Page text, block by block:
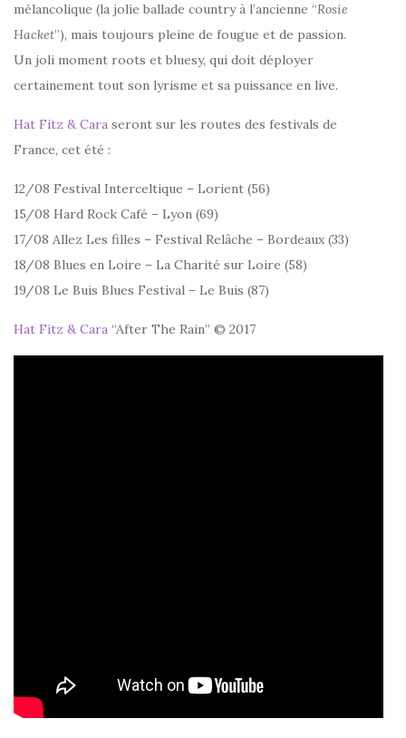
mélancolique (la jolie ballade country à l’ancienne “Rosie
Hacket”), mais toujours pleine de fougue et de passion.
Un joli moment roots et bluesy, qui doit déployer
certainement tout son lyrisme et sa puissance en live.
Hat Fitz & Cara seront sur les routes des festivals de
France, cet été :
12/08 Festival Interceltique – Lorient (56)
15/08 Hard Rock Café – Lyon (69)
17/08 Allez Les filles – Festival Relâche – Bordeaux (33)
18/08 Blues en Loire – La Charité sur Loire (58)
19/08 Le Buis Blues Festival – Le Buis (87)
Hat Fitz & Cara “After The Rain” © 2017